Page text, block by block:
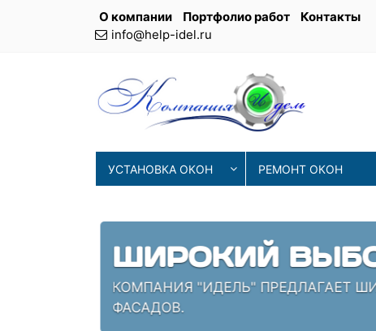
О компании Портфолио работ Контакты
info@help-idel.ru
УСТАНОВКА ОКОН РЕМОНТ ОКОН
НАШИ МАСТЕРА ИСПОЛЬЗУЮТ
ПРОВЕРЕННЫЕ СПЕЦИАЛИСТЫ,